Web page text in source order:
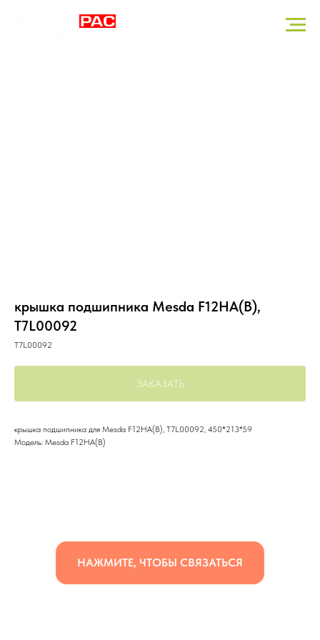
крышка подшипника Mesda F12HA(B),
T7L00092
T7L00092
ЗАКАЗАТЬ
крышка подшипника для Mesda F12HA(B), T7L00092, 450*213*59
Модель: Mesda F12HA(B)
НАЖМИТЕ, ЧТОБЫ СВЯЗАТЬСЯ